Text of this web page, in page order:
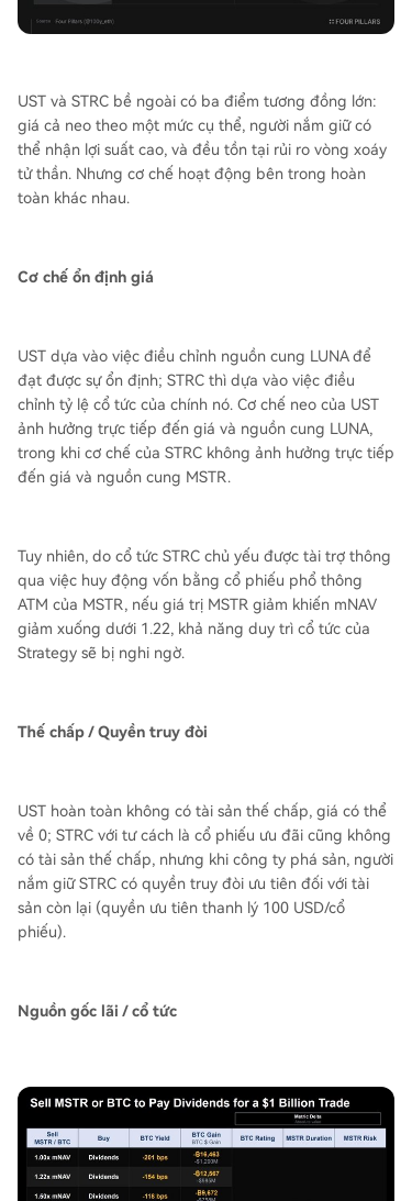
UST và STRC bề ngoài có ba điểm tương đồng lớn:
giá cả neo theo một mức cụ thể, người nắm giữ có
thể nhận lợi suất cao, và đều tồn tại rủi ro vòng xoáy
tử thần. Nhưng cơ chế hoạt động bên trong hoàn
toàn khác nhau.
Cơ chế ổn định giá
UST dựa vào việc điều chỉnh nguồn cung LUNA để
đạt được sự ổn định; STRC thì dựa vào việc điều
chỉnh tỷ lệ cổ tức của chính nó. Cơ chế neo của UST
ảnh hưởng trực tiếp đến giá và nguồn cung LUNA,
trong khi cơ chế của STRC không ảnh hưởng trực tiếp
đến giá và nguồn cung MSTR.
Tuy nhiên, do cổ tức STRC chủ yếu được tài trợ thông
qua việc huy động vốn bằng cổ phiếu phổ thông
ATM của MSTR, nếu giá trị MSTR giảm khiến mNAV
giảm xuống dưới 1.22, khả năng duy trì cổ tức của
Strategy sẽ bị nghi ngờ.
Thế chấp / Quyền truy đòi
UST hoàn toàn không có tài sản thế chấp, giá có thể
về 0; STRC với tư cách là cổ phiếu ưu đãi cũng không
có tài sản thế chấp, nhưng khi công ty phá sản, người
nắm giữ STRC có quyền truy đòi ưu tiên đối với tài
sản còn lại (quyền ưu tiên thanh lý 100 USD/cổ
phiếu).
Nguồn gốc lãi / cổ tức